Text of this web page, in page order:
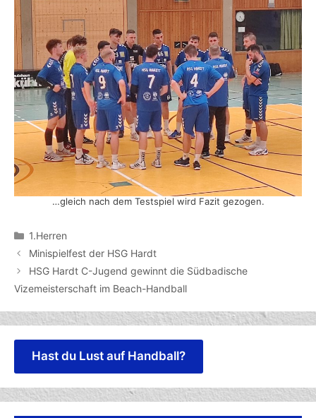
…gleich nach dem Testspiel wird Fazit gezogen.
Kategorien
1.Herren
Minispielfest der HSG Hardt
HSG Hardt C-Jugend gewinnt die Südbadische
Vizemeisterschaft im Beach-Handball
Hast du Lust auf Handball?